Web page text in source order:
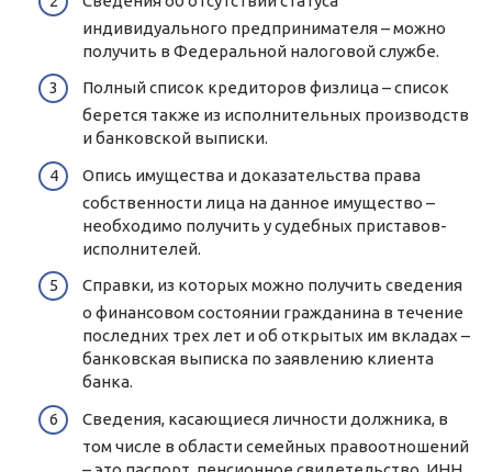
индивидуального предпринимателя – можно
получить в Федеральной налоговой службе.
Полный список кредиторов физлица – список
берется также из исполнительных производств
и банковской выписки.
Опись имущества и доказательства права
собственности лица на данное имущество –
необходимо получить у судебных приставов-
исполнителей.
Справки, из которых можно получить сведения
о финансовом состоянии гражданина в течение
последних трех лет и об открытых им вкладах –
банковская выписка по заявлению клиента
банка.
Сведения, касающиеся личности должника, в
том числе в области семейных правоотношений